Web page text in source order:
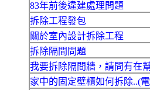
83年前後違建處理問題
拆除工程發包
關於室內設計拆除工程
拆除隔間問題
我要拆除隔間牆，請問有在
家中的固定壁櫃如何拆除..(